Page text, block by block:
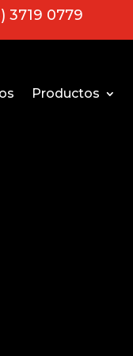
3719 0779
Productos